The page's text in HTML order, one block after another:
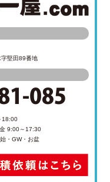
堅田89番地
18:00
9:00～17:30
・GW・お盆